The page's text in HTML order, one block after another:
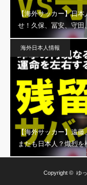
【海外サッカー】日
せ！久保、冨安、守
海外日本人情報
【海外サッカー】遠
またも日本人？熾烈を
Copyright © ゆ